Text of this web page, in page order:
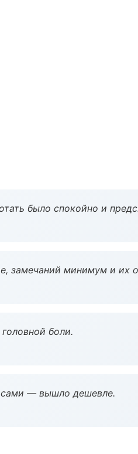
было спокойно и
замечаний минимум и их
боли.
сами — вышло дешевле.